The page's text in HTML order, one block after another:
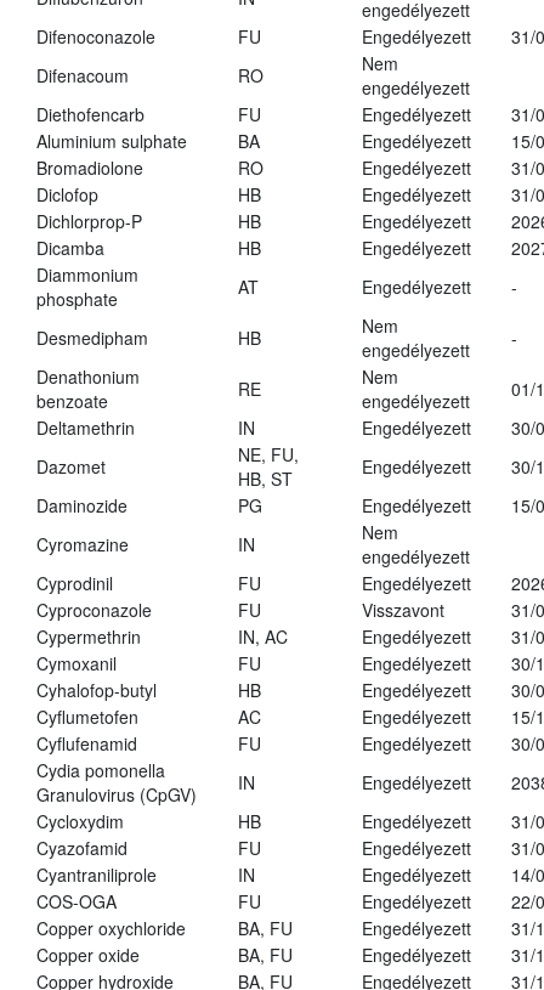
engedélyezett
Difenoconazole
FU Engedélyezett
31/
Difenacoum
RO
Nem
engedélyezett
Diethofencarb
FU Engedélyezett
31/
Aluminium sulphate
BA Engedélyezett
15/
Bromadiolone
RO Engedélyezett
31/
Diclofop
HB Engedélyezett
31/
Dichlorprop-P
HB Engedélyezett
Dicamba
HB Engedélyezett
Diammonium
phosphate
AT Engedélyezett -
Desmedipham HB
Nem
engedélyezett
-
Denathonium
benzoate
RE
Nem
engedélyezett
01/
Deltamethrin
IN Engedélyezett
30/
Dazomet
NE, FU,
HB, ST
Engedélyezett
30/
Daminozide
PG Engedélyezett
15/
Cyromazine
IN
Nem
engedélyezett
Cyprodinil
FU Engedélyezett
Cyproconazole
FU Visszavont
31/
Cypermethrin
IN, AC Engedélyezett
31/
Cymoxanil
FU Engedélyezett
30/
Cyhalofop-butyl
HB Engedélyezett
30/
Cyflumetofen
AC Engedélyezett
15/
Cyflufenamid
FU Engedélyezett
30/
Cydia pomonella
Granulovirus (CpGV)
IN Engedélyezett
Cycloxydim
HB Engedélyezett
31/
Cyazofamid
FU Engedélyezett
31/
Cyantraniliprole
IN Engedélyezett
14/
COS-OGA
FU Engedélyezett
22/
Copper oxychloride
BA, FU Engedélyezett
31/
Copper oxide
BA, FU Engedélyezett
31/
Copper hydroxide
BA, FU Engedélyezett
31/